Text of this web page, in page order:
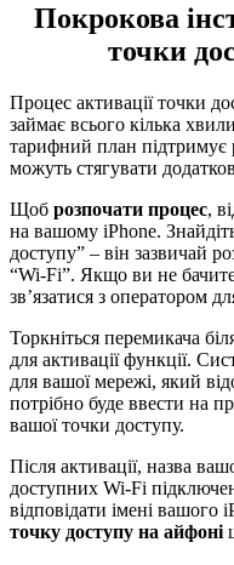
Покрокова
точки
Процес активації точки
займає всього кілька
тарифний план підтримує
можуть стягувати
Щоб розпочати процес,
на вашому iPhone.
доступу” – він зазвичай
“Wi-Fi”. Якщо ви не
зв’язатися з оператором
Торкніться перемикача
для активації функції.
для вашої мережі, який
потрібно буде ввести на
вашої точки доступу.
Після активації, назва
доступних Wi-Fi
відповідати імені вашого
точку доступу на айфоні